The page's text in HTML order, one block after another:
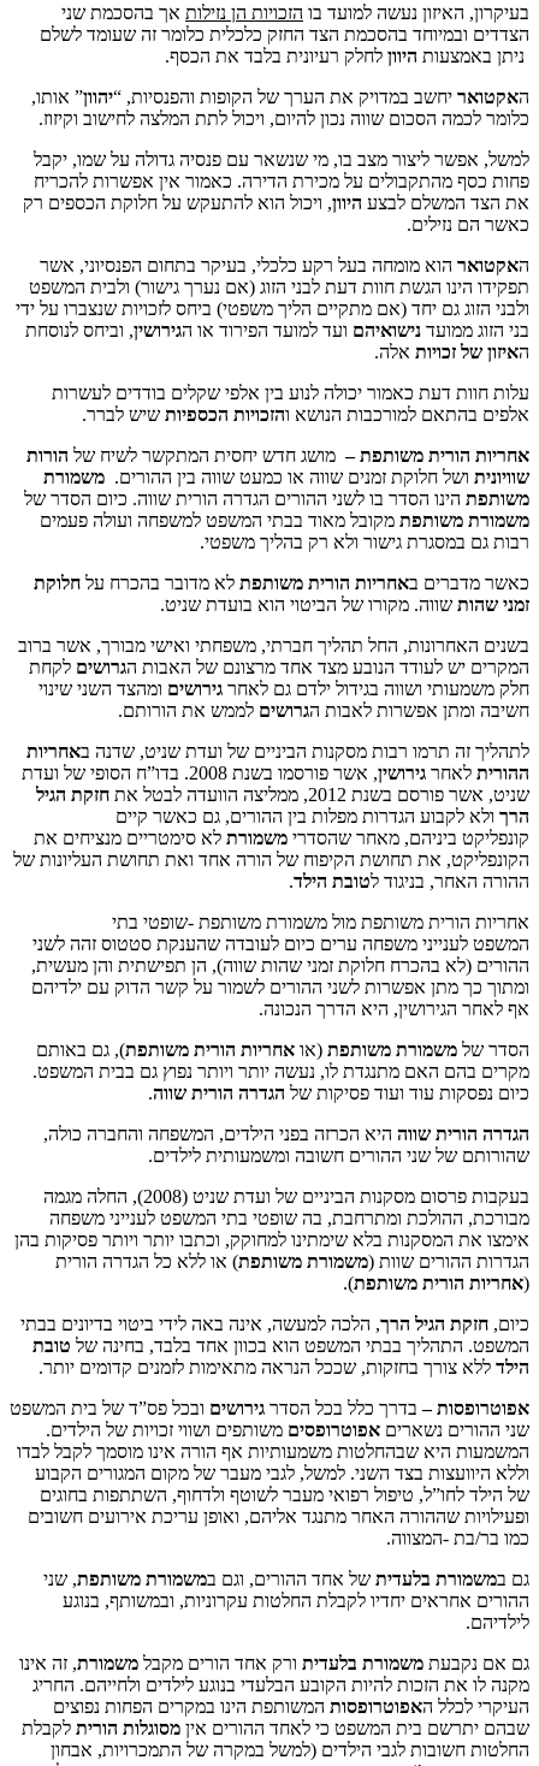
נעשה למועד בוהזכויות הן נזילותאך בהסכמת שני
בהסכמת הצד החזק כלכלית כלומר זה שעומד לשלם
היווןלחלק רעיונית בלבד את הכסף.
יחשב במדויק את הערך של הקופות והפנסיות, “ יהוון” אותו,
הסכום שווה נכון להיום, ויכול לתת המלצה לחישוב וקיזוז.
ליצור מצב בו, מי שנשאר עם פנסיה גדולה על שמו, יקבל
על מכירת הדירה. כאמור אין אפשרות להכריח
לבצעהיוון, ויכול הוא להתעקש על חלוקת הכספים רק
הוא מומחה בעל רקע כלכלי, בעיקר בתחום הפנסיוני, אשר
הגשת חוות דעת לבני הזוג (אם נערך גישור) ולבית המשפט
גם יחד (אם מתקיים הליך משפטי) ביחס לזכויות שנצברו על ידי
נישואיהםועד למועד הפירוד או הגירושין , וביחס לנוסחת
אלה.
דעת כאמור יכולה לנוע בין אלפי שקלים בודדים לעשרות
למורכבות הנושא והזכויות הכספיותשיש לברר.
משותפת – מושג חדש יחסית המתקשר לשיח שלהורות
חלוקת זמנים שווה או כמעט שווה בין ההורים.משמורת
הסדר בו לשני ההורים הגדרה הורית שווה. כיום הסדר של
מקובל מאוד בבתי המשפט למשפחה ועולה פעמים
גישור ולא רק בהליך משפטי.
באחריות הורית משותפתלא מדובר בהכרח על חלוקת
שווה. מקורו של הביטוי הוא בועדת שניט.
החל תהליך חברתי, משפחתי ואישי מבורך, אשר ברוב
לעודד הנובע מצד אחד מרצונם של האבות הגרושיםלקחת
ושווה בגידול ילדם גם לאחרגירושיםומהצד השני שינוי
אפשרות לאבות הגרושיםלממש את הורותם.
תרמו רבות מסקנות הביניים של ועדת שניט, שדנה באחריות
גירושין
, אשר פורסמו בשנת 2008. בדו”ח הסופי של ועדת
2012, ממליצה הוועדה לבטל את
חזקת הגיל
הגדרות מפלות בין ההורים, גם כאשר קיים
ביניהם, מאחר שהסדרימשמורתלא סימטריים מנציחים את
את תחושת הקיפוח של הורה אחד ואת תחושת העליונות של
בניגוד לטובת הילד.
משותפת מול משמורת משותפת -שופטי בתי
משפחה ערים כיום לעובדה שהענקת סטטוס זהה לשני
בהכרח חלוקת זמני שהות שווה), הן תפישתית והן מעשית,
אפשרות לשני ההורים לשמור על קשר הדוק עם ילדיהם
היא הדרך הנכונה.
משמורת משותפת(אואחריות הורית משותפת), גם באותם
האם מתנגדת לו, נעשה יותר ויותר נפוץ גם בבית המשפט.
עוד ועוד פסיקות שלהגדרה הורית שווה .
שווה היא הכרזה בפני הילדים, המשפחה והחברה כולה,
שני ההורים חשובה ומשמעותית לילדים.
בעקבות פרסום מסקנות הביניים של ועדת שניט (2008), החלה מגמה
ומתרחבת, בה שופטי בתי המשפט לענייני משפחה
בלא שימתינו למחוקק, וכתבו יותר ויותר פסיקות בהן
שוות (משמורת משותפת) או ללא כל הגדרה הורית
משותפת).
הגיל הרך, הלכה למעשה, אינה באה לידי ביטוי בדיונים בבתי
בבתי המשפט הוא בכוון אחד בלבד, בחינה שלטובת
בחזקות, שככל הנראה מתאימות לזמנים קדומים יותר.
–בדרך כלל בכל הסדר גירושיםובכל פס”ד של בית המשפט
נשאריםאפוטרופסיםמשותפים ושווי זכויות של הילדים.
שבהחלטות משמעותיות אף הורה אינו מוסמך לקבל לבדו
בצד השני. למשל, לגבי מעבר של מקום המגורים הקבוע
טיפול רפואי מעבר לשוטף ולדחוף, השתתפות בחוגים
שההורה האחר מתנגד אליהם, ואופן עריכת אירועים חשובים
-המצווה.
בלעדיתשל אחד ההורים, וגם במשמורת משותפת, שני
יחדיו לקבלת החלטות עקרוניות, ובמשותף, בנוגע
משמורת בלעדיתורק אחד הורים מקבלמשמורת, זה אינו
הזכות להיות הקובע הבלעדי בנוגע לילדים ולחייהם. החריג
האפוטרופסותהמשותפת הינו במקרים הפחות נפוצים
בית המשפט כי לאחד ההורים איןמסוגלות הוריתלקבלת
לגבי הילדים (למשל במקרה של התמכרויות, אבחון